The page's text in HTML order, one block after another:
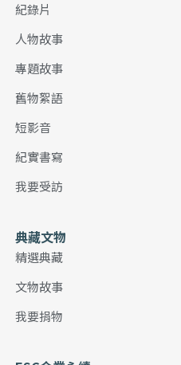
紀錄片
人物故事
專題故事
舊物絮語
短影音
紀實書寫
我要受訪
典藏文物
精選典藏
文物故事
我要捐物